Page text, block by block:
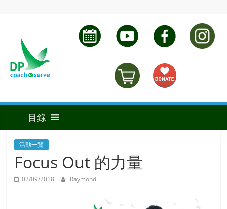
活動一覽
Focus Out 的力量
02/09/2018 Raymond